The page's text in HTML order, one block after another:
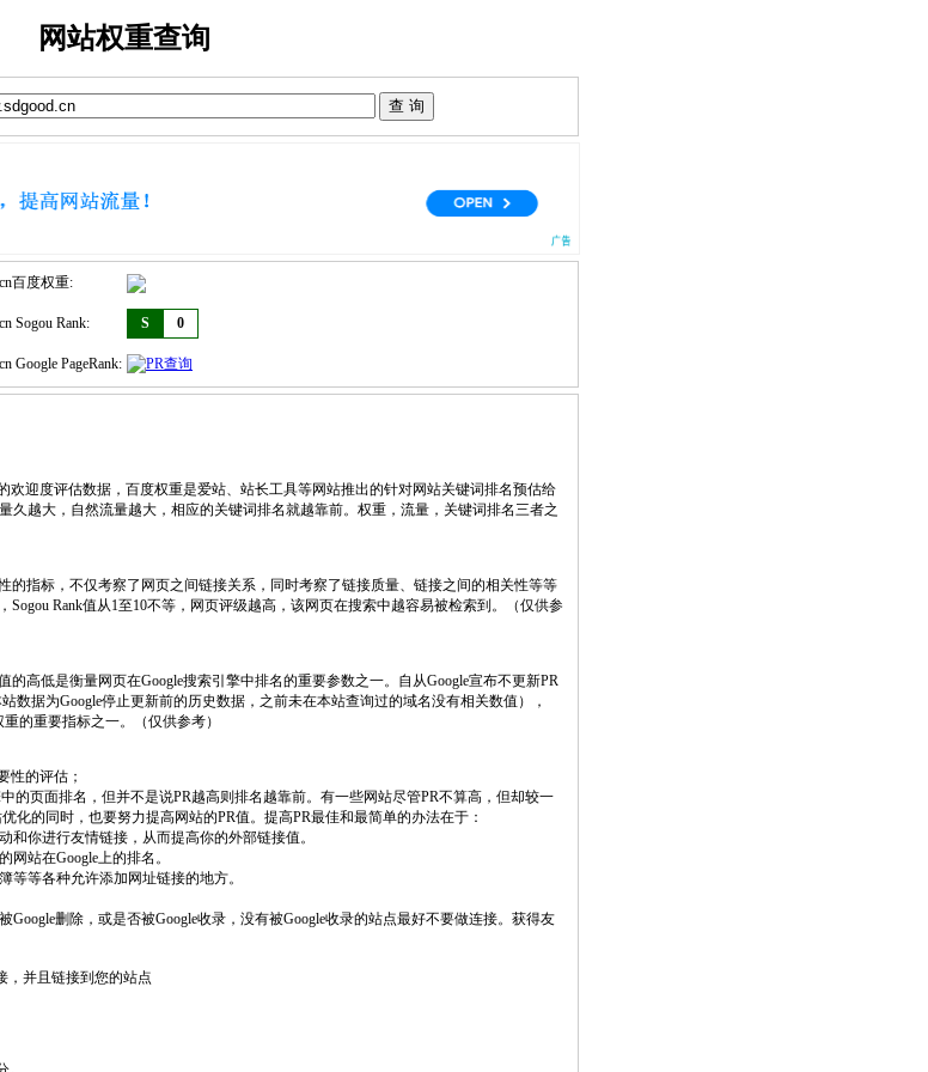
网站权重查询
百度权重:
Sogou Rank: S 0
Google PageRank:
欢迎度评估数据，百度权重是爱站、站长工具等网站推出的针对网站关键词排名预估给
久越大，自然流量越大，相应的关键词排名就越靠前。权重，流量，关键词排名三者之
的指标，不仅考察了网页之间链接关系，同时考察了链接质量、链接之间的相关性等等
Sogou Rank值从1至10不等，网页评级越高，该网页在搜索中越容易被检索到。（仅供参
的高低是衡量网页在Google搜索引擎中排名的重要参数之一。自从Google宣布不更新PR
数据为Google停止更新前的历史数据，之前未在本站查询过的域名没有相关数值），
的重要指标之一。（仅供参考）
性的评估；
的页面排名，但并不是说PR越高则排名越靠前。有一些网站尽管PR不算高，但却较一
化的同时，也要努力提高网站的PR值。提高PR最佳和最简单的办法在于：
和你进行友情链接，从而提高你的外部链接值。
站在Google上的排名。
等等各种允许添加网址链接的地方。
删除，或是否被Google收录，没有被Google收录的站点最好不要做连接。获得友
，并且链接到您的站点